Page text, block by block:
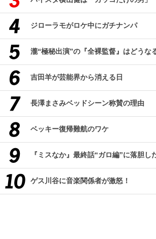
ジローラモがロケ中にガチナンパ
瀧“極秘出演”の『全裸監督』はどうな
吉田羊が芸能界から消える日
長澤まさみベッドシーン称賛の理由
ベッキー復帰難航のワケ
『ミスなか』最終話“ガロ編”に落胆し
ゲス川谷に音楽関係者が激怒！